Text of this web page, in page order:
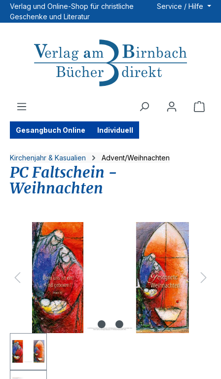
Zum Hauptinhalt springen
Verlag und Online-Shop für christliche
Geschenke und Literatur
Service / Hilfe
Gesangbuch Online Individuell
Kirchenjahr & Kasualien Advent/Weihnachten
PC Faltschein -
Weihnachten
Bildergalerie überspringen